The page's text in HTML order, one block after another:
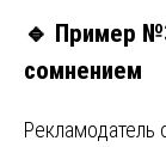
🔹 Пример
сомнением
Рекламодатель